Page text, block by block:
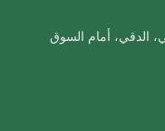
الدقي، أمام السوق